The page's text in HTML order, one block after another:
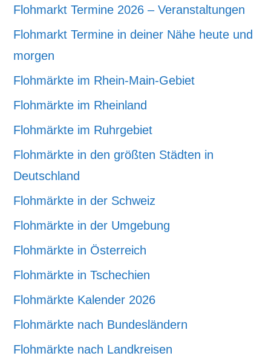
Flohmarkt Termine 2026 – Veranstaltungen
Flohmarkt Termine in deiner Nähe heute und
morgen
Flohmärkte im Rhein-Main-Gebiet
Flohmärkte im Rheinland
Flohmärkte im Ruhrgebiet
Flohmärkte in den größten Städten in
Deutschland
Flohmärkte in der Schweiz
Flohmärkte in der Umgebung
Flohmärkte in Österreich
Flohmärkte in Tschechien
Flohmärkte Kalender 2026
Flohmärkte nach Bundesländern
Flohmärkte nach Landkreisen